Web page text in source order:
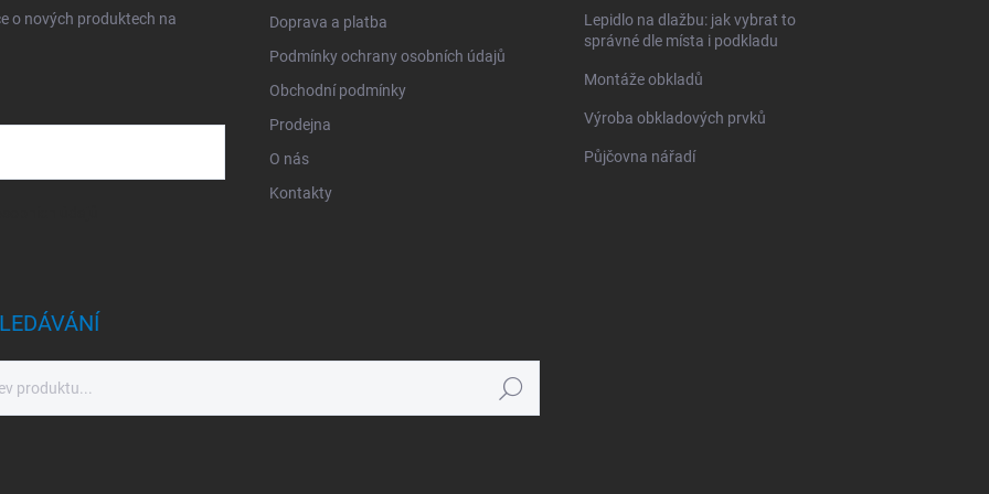
o nových produktech na
Doprava a platba
Podmínky ochrany osobních údajů
Obchodní podmínky
Prodejna
O nás
Kontakty
Lepidlo na dlažbu: jak vybrat to
správné dle místa i podkladu
Montáže obkladů
Výroba obkladových prvků
Půjčovna nářadí
Hledat